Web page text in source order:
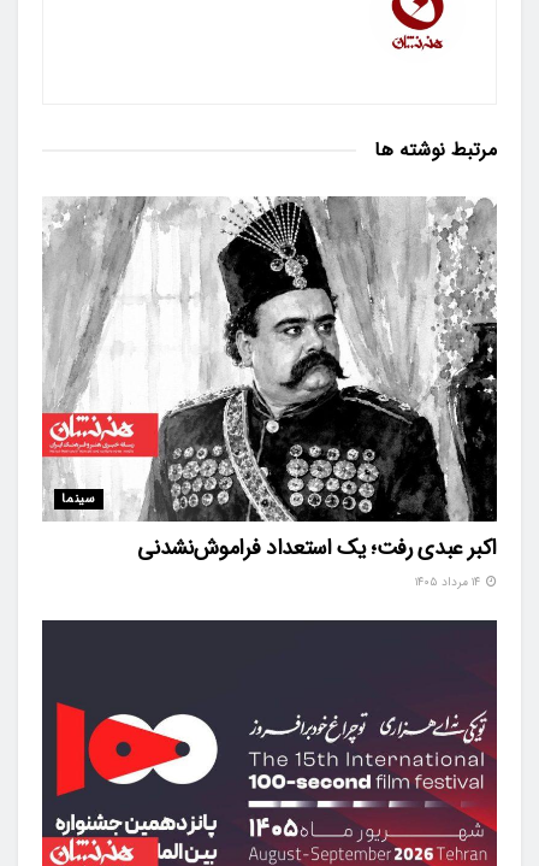
مرتبط نوشته ها
سینما
اکبر عبدی رفت؛ یک استعداد فراموش‌نشدنی